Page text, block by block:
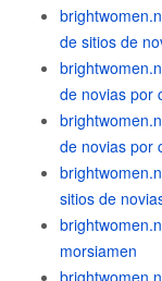
de sitios de
de novias por
de novias por
sitios de
morsiamen